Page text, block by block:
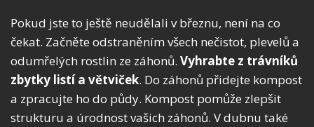
Pokud jste to ještě neudělali v březnu, není na co
čekat. Začněte odstraněním všech nečistot, plevelů a
odumřelých rostlin ze záhonů. Vyhrabte z trávníků
zbytky listí a větviček. Do záhonů přidejte kompost
a zpracujte ho do půdy. Kompost pomůže zlepšit
strukturu a úrodnost vašich záhonů. V dubnu také